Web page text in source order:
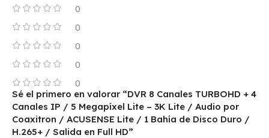
0
0
0
0
0
Sé el primero en valorar “DVR 8 Canales TURBOHD + 4
Canales IP / 5 Megapíxel Lite – 3K Lite / Audio por
Coaxitron / ACUSENSE Lite / 1 Bahía de Disco Duro /
H.265+ / Salida en Full HD”